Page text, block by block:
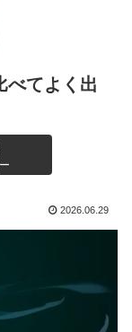
べてよく出
2026.06.29